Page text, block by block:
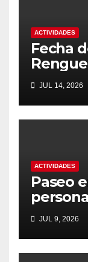
ACTIVIDADES
Fecha
2026
JUL 14, 2026
ACTIVIDADES
Paseo
JUL 9, 2026